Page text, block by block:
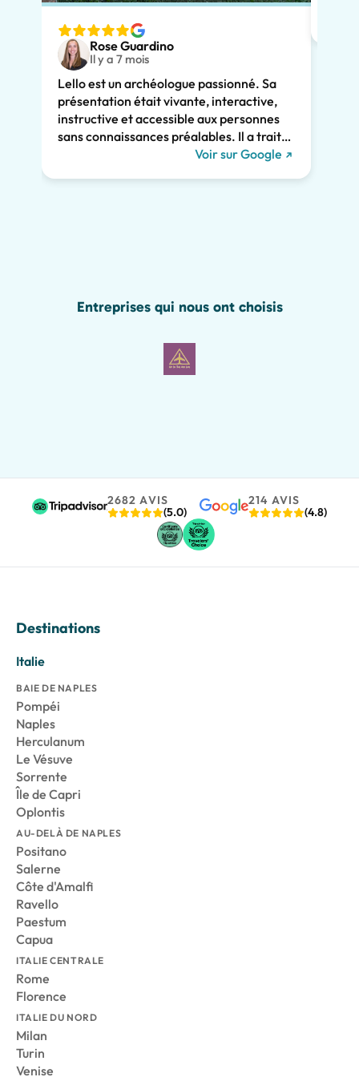
Rose Guardino
Il y a 7 mois
Lello est un archéologue passionné. Sa
présentation était vivante, interactive,
instructive et accessible aux personnes
sans connaissances préalables. Il a traité
de l'histoire de Pompéi et l'a liée à la vie
Voir sur Google
Entreprises qui nous ont choisis
2682 AVIS
(5.0)
214 AVIS
(4.8)
Destinations
Italie
BAIE DE NAPLES
Pompéi
Naples
Herculanum
Le Vésuve
Sorrente
Île de Capri
Oplontis
AU-DELÀ DE NAPLES
Positano
Salerne
Côte d'Amalfi
Ravello
Paestum
Capua
ITALIE CENTRALE
Rome
Florence
ITALIE DU NORD
Milan
Turin
Venise